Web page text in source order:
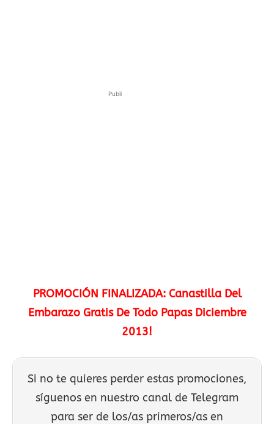
Publi
PROMOCIÓN FINALIZADA: Canastilla Del
Embarazo Gratis De Todo Papas Diciembre
2013!
Si no te quieres perder estas promociones,
síguenos en nuestro canal de Telegram
para ser de los/as primeros/as en